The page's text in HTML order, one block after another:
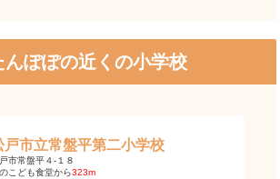
ぽぽの近くの小学校
戸市立常盤平第二小学校
市常盤平４-１８
こども食堂から323m